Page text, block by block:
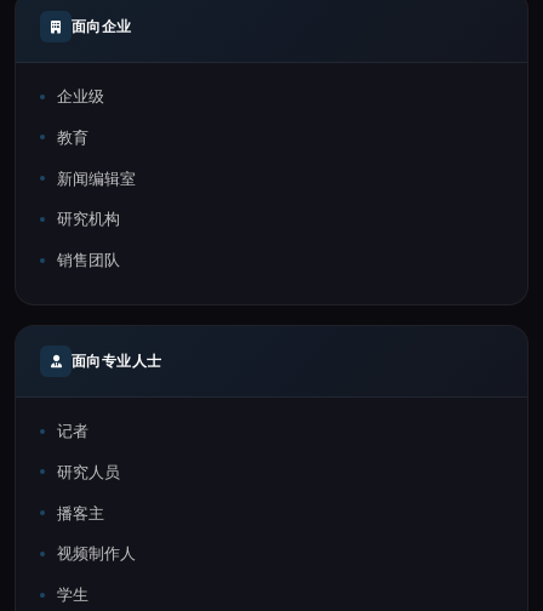
面向企业
企业级
教育
新闻编辑室
研究机构
销售团队
面向专业人士
记者
研究人员
播客主
视频制作人
学生